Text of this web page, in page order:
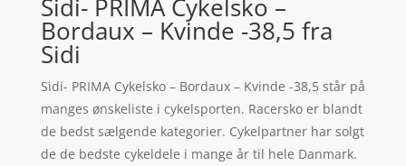
Sidi- PRIMA Cykelsko –
Bordaux – Kvinde -38,5 fra
Sidi
Sidi- PRIMA Cykelsko – Bordaux – Kvinde -38,5 står på
manges ønskeliste i cykelsporten. Racersko er blandt
de bedst sælgende kategorier. Cykelpartner har solgt
de de bedste cykeldele i mange år til hele Danmark.